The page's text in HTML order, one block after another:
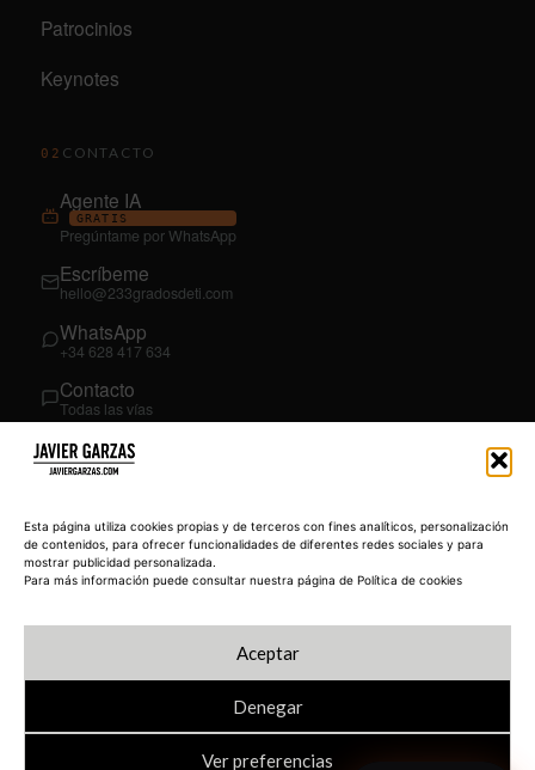
Esta página utiliza cookies propias y de terceros con fines analíticos, personalización
de contenidos, para ofrecer funcionalidades de diferentes redes sociales y para
mostrar publicidad personalizada.
Para más información puede consultar nuestra página de Política de cookies
Aceptar
Denegar
Ver preferencias
Patrocinios
Keynotes
02 CONTACTO
Agente IA
GRATIS
Pregúntame por WhatsApp
Escríbeme
hello@233gradosdeti.com
WhatsApp
+34 628 417 634
Contacto
Todas las vías
03SÍGUEME
YouTube
@JavierGarzas
LinkedIn